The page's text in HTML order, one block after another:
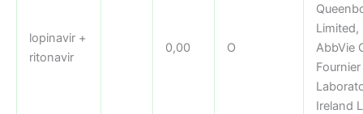
lopinavir +
ritonavir
0,00 O
Limited,
AbbVie
Fournier
Ireland